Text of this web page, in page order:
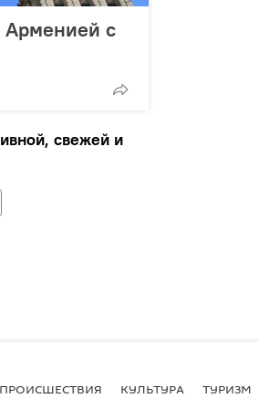
Арменией с
свежей и
ПРОИСШЕСТВИЯ КУЛЬТУРА ТУРИЗМ